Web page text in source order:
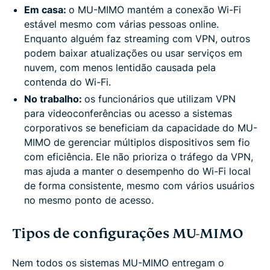
Em casa: o MU-MIMO mantém a conexão Wi-Fi
estável mesmo com várias pessoas online.
Enquanto alguém faz streaming com VPN, outros
podem baixar atualizações ou usar serviços em
nuvem, com menos lentidão causada pela
contenda do Wi-Fi.
No trabalho: os funcionários que utilizam VPN
para videoconferências ou acesso a sistemas
corporativos se beneficiam da capacidade do MU-
MIMO de gerenciar múltiplos dispositivos sem fio
com eficiência. Ele não prioriza o tráfego da VPN,
mas ajuda a manter o desempenho do Wi-Fi local
de forma consistente, mesmo com vários usuários
no mesmo ponto de acesso.
Tipos de configurações MU-MIMO
Nem todos os sistemas MU-MIMO entregam o